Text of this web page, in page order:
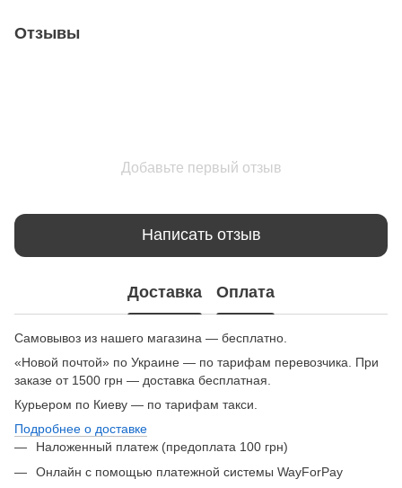
Отзывы
Добавьте первый отзыв
Написать отзыв
Доставка Оплата
Самовывоз из нашего магазина — бесплатно.
«Новой почтой» по Украине — по тарифам перевозчика. При
заказе от 1500 грн — доставка бесплатная.
Курьером по Киеву — по тарифам такси.
Подробнее о доставке
Наложенный платеж (предоплата 100 грн)
Онлайн с помощью платежной системы WayForPay